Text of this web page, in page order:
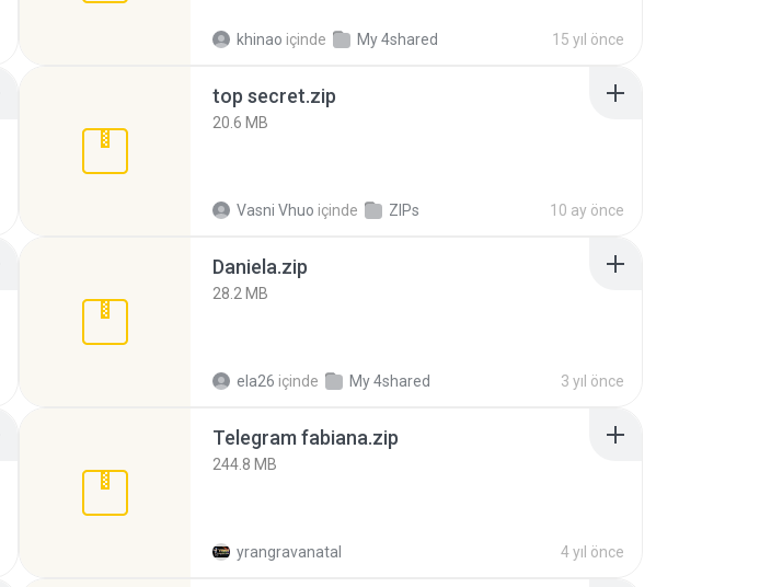
khinao içinde My 4shared 15 yıl önce
top secret.zip
20.6 MB
Vasni Vhuo içinde ZIPs 10 ay önce
Daniela.zip
28.2 MB
ela26 içinde My 4shared 3 yıl önce
Telegram fabiana.zip
244.8 MB
yrangravanatal 4 yıl önce